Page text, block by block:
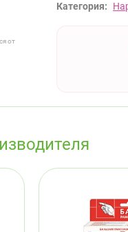
от
Категория: